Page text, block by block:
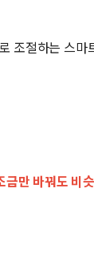
조절하는 스
만 바꿔도 비